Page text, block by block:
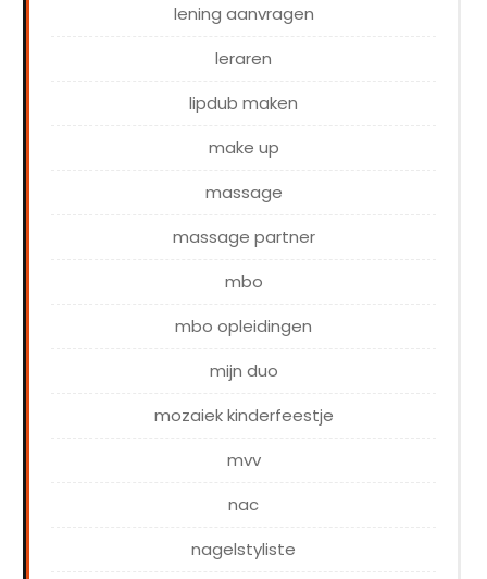
lening aanvragen
leraren
lipdub maken
make up
massage
massage partner
mbo
mbo opleidingen
mijn duo
mozaiek kinderfeestje
mvv
nac
nagelstyliste